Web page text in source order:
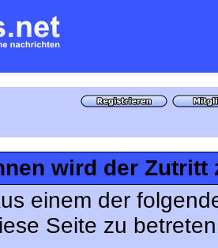
wird der Zutritt
einem der
Seite zu